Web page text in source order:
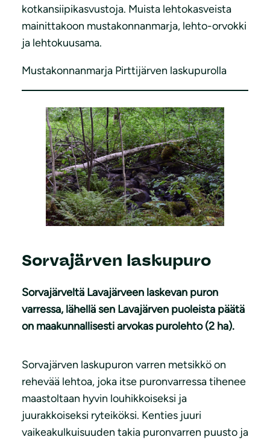
kotkansiipikasvustoja. Muista lehtokasveista
mainittakoon mustakonnanmarja, lehto-orvokki
ja lehtokuusama.
Mustakonnanmarja Pirttijärven laskupurolla
Sorvajärven laskupuro
Sorvajärveltä Lavajärveen laskevan puron
varressa, lähellä sen Lavajärven puoleista päätä
on maakunnallisesti arvokas purolehto (2 ha).
Sorvajärven laskupuron varren metsikkö on
rehevää lehtoa, joka itse puronvarressa tihenee
maastoltaan hyvin louhikkoiseksi ja
juurakkoiseksi ryteiköksi. Kenties juuri
vaikeakulkuisuuden takia puronvarren puusto ja